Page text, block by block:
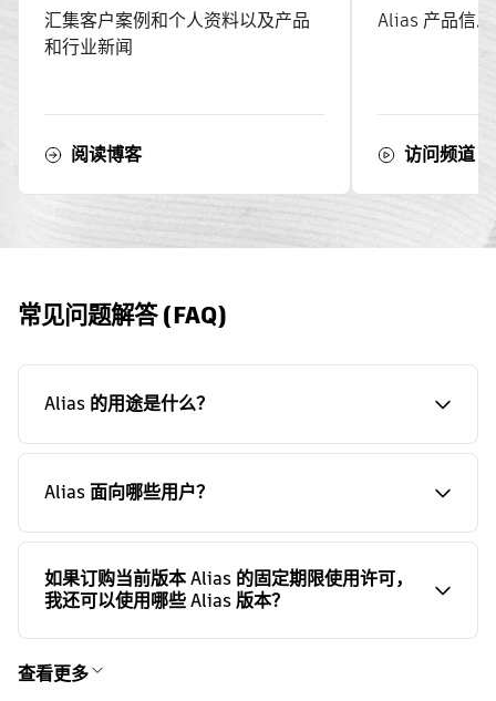
汇集客户案例和个人资料以及产品
和行业新闻
阅读博客
Alias 产品信
访问频道
常见问题解答 (FAQ)
Alias 的用途是什么？
Alias 面向哪些用户？
如果订购当前版本 Alias 的固定期限使用许可，
我还可以使用哪些 Alias 版本？
查看更多